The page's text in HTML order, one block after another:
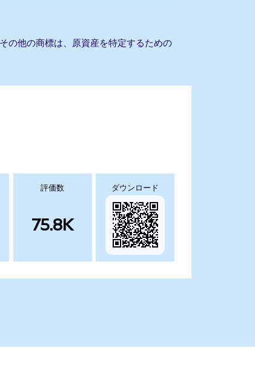
の他の商標は、原資産を特定するための
評価数
75.8K
ダウンロード